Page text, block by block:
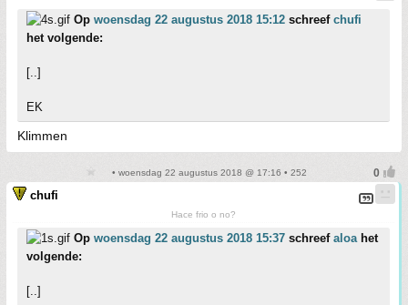
Op woensdag 22 augustus 2018 15:12 schreef chufi
het volgende:
[..]
EK
Klimmen
• woensdag 22 augustus 2018 @ 17:16 • 252
chufi
Hace frio o no?
Op woensdag 22 augustus 2018 15:37 schreef aloahet
volgende:
[..]